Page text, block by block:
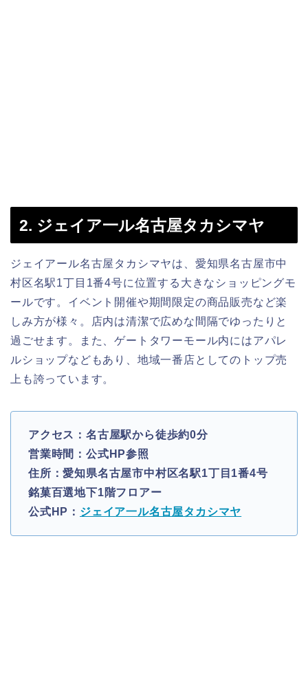
2. ジェイア一ル名古屋タカシマヤ
ジェイアール名古屋タカシマヤは、愛知県名古屋市中
村区名駅1丁目1番4号に位置する大きなショッピングモ
ールです。イベント開催や期間限定の商品販売など楽
しみ方が様々。店内は清潔で広めな間隔でゆったりと
過ごせます。また、ゲートタワーモール内にはアパレ
ルショップなどもあり、地域一番店としてのトップ売
上も誇っています。
アクセス：名古屋駅から徒歩約0分
営業時間：公式HP参照
住所：愛知県名古屋市中村区名駅1丁目1番4号
銘菓百選地下1階フロアー
公式HP： ジェイア一ル名古屋タカシマヤ